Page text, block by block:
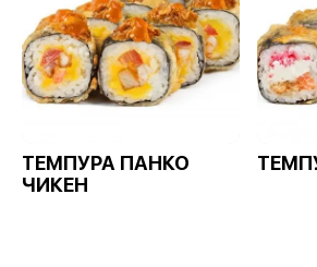
ТЕМПУРА ПАНКО
ЧИКЕН